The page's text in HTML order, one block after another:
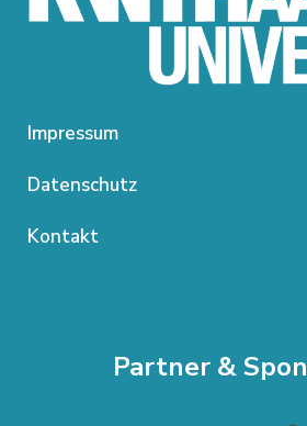
Impressum
Datenschutz
Kontakt
Partner &